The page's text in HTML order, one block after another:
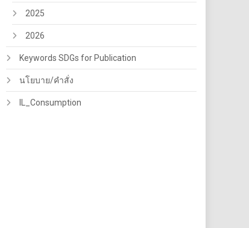
2025
2026
Keywords SDGs for Publication
นโยบาย/คำสั่ง
IL_Consumption